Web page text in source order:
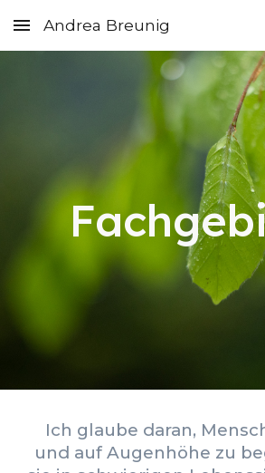
Skip to main content
Andrea Breunig
Ich glaube daran,
und auf Augenhöhe zu